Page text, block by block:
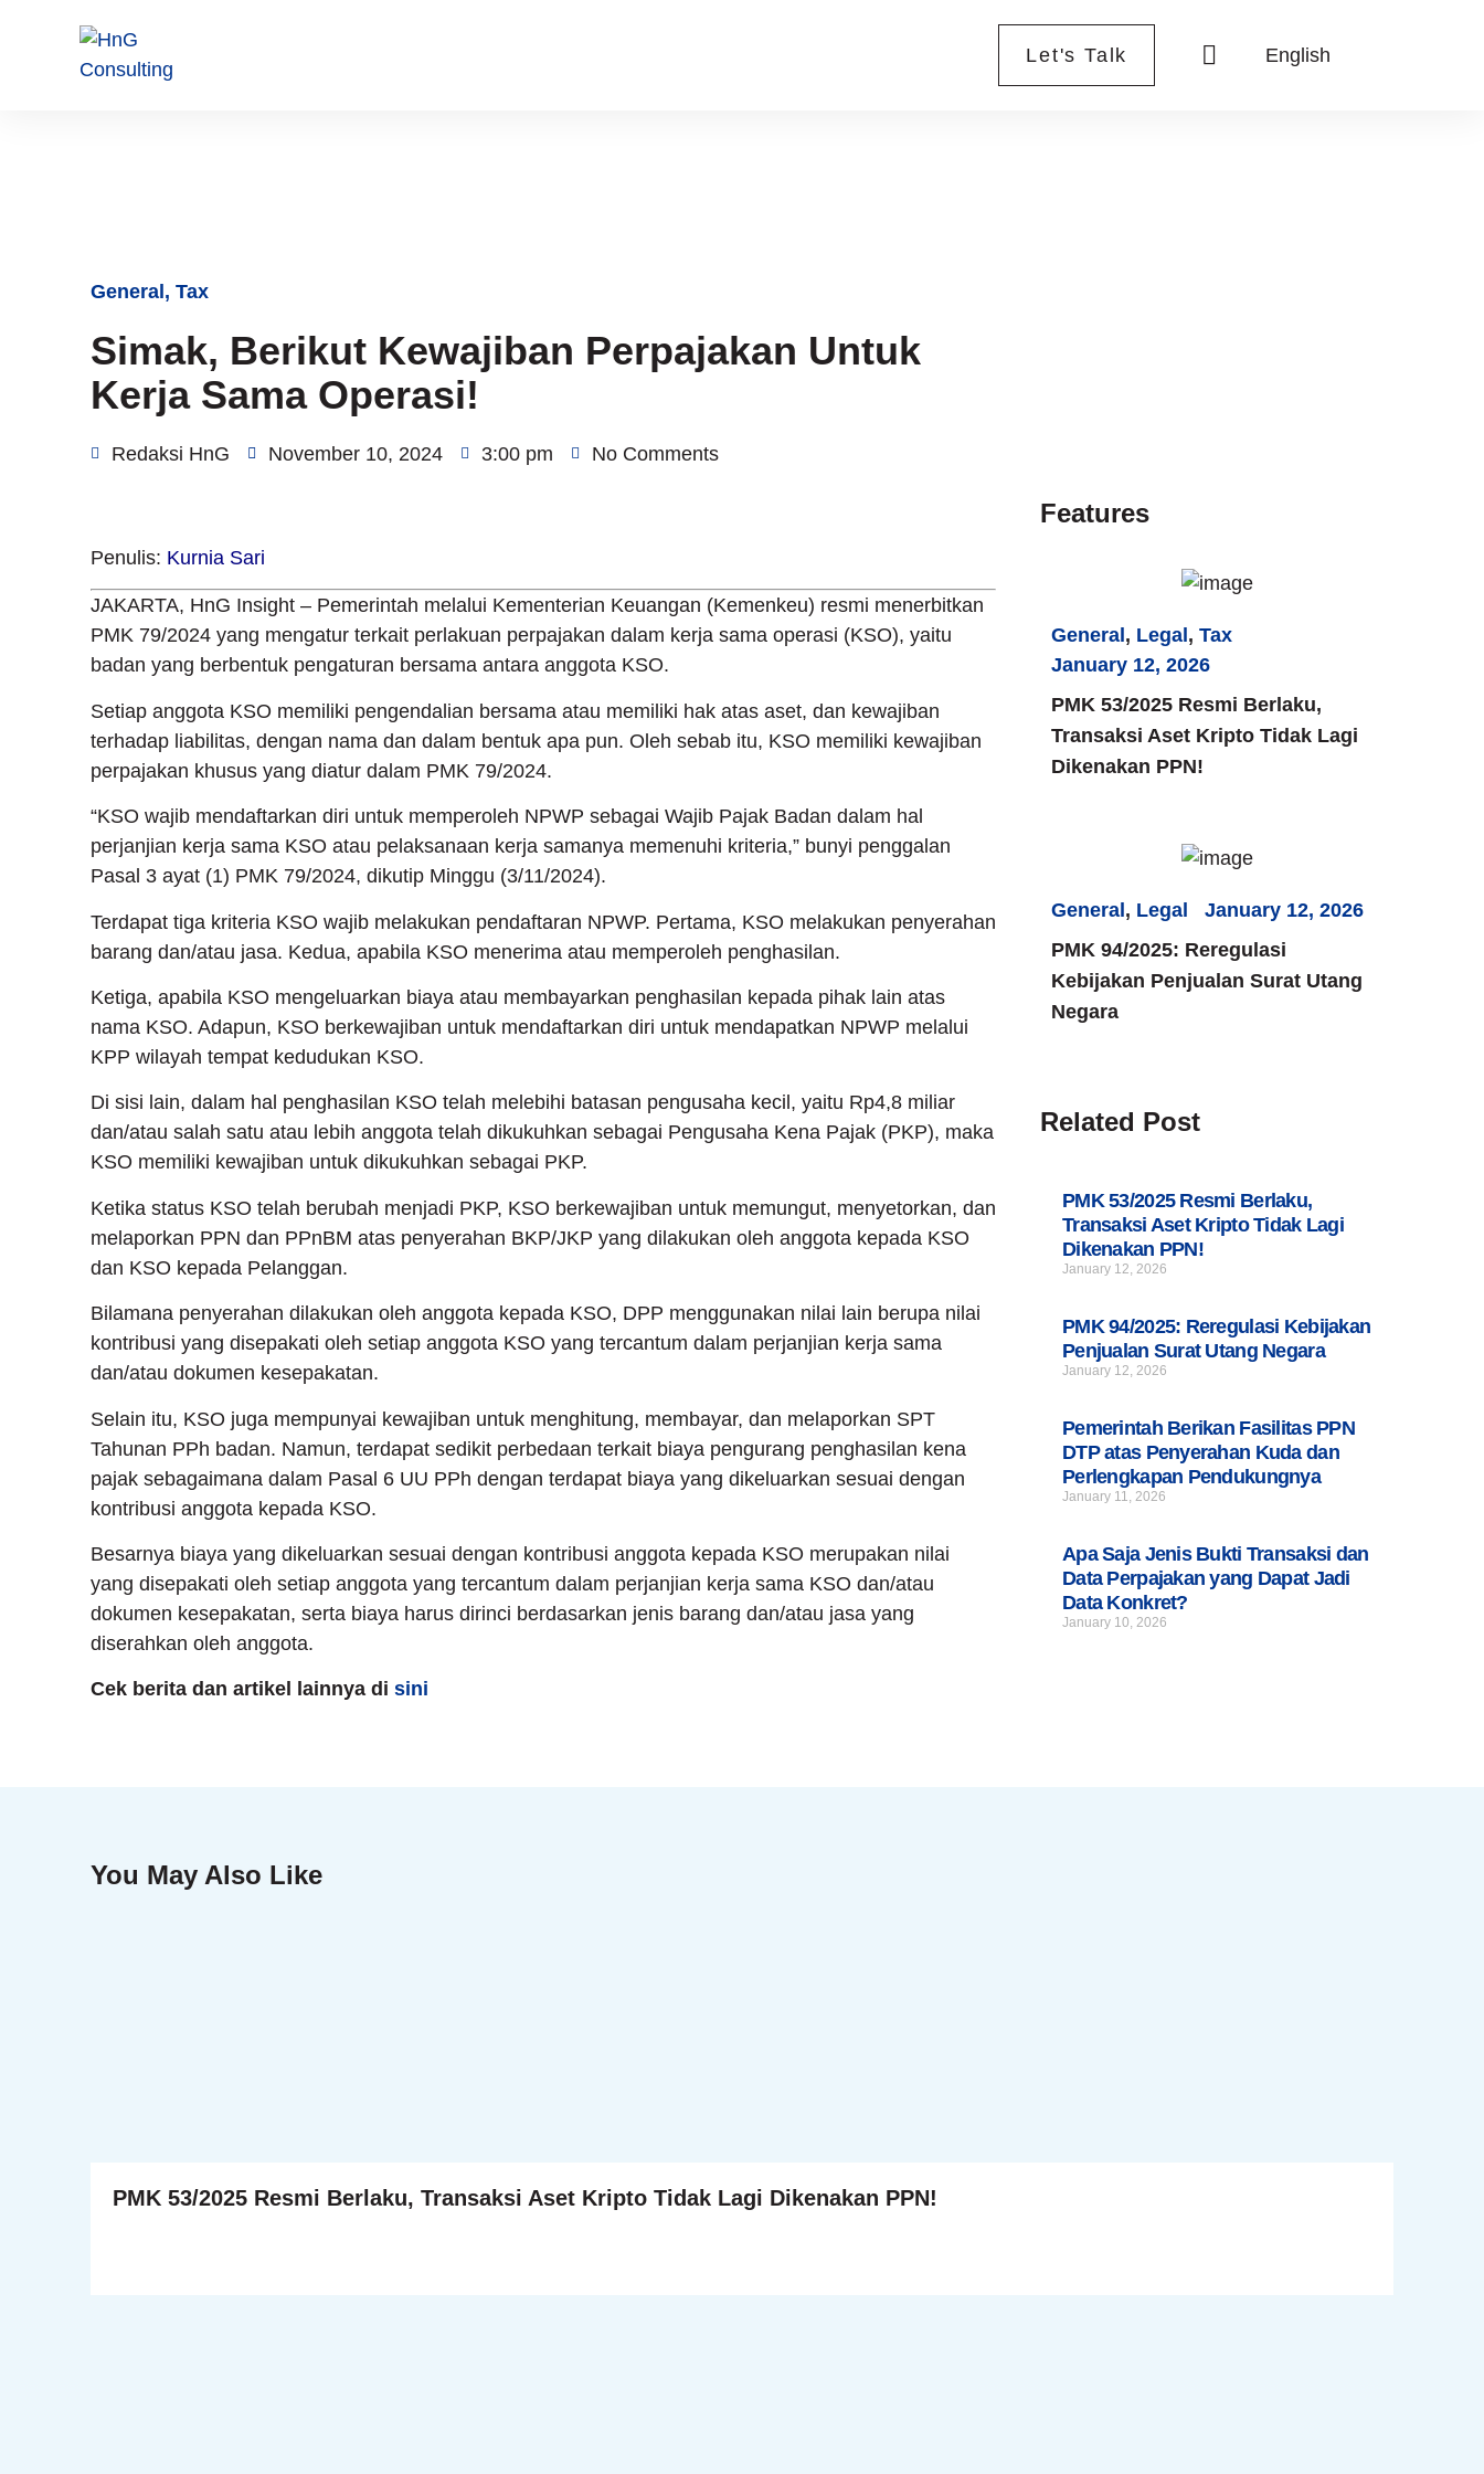
Let's Talk English
General, Tax
Simak, Berikut Kewajiban Perpajakan Untuk
Kerja Sama Operasi!
Redaksi HnG November 10, 2024 3:00 pm No Comments
Penulis: Kurnia Sari
JAKARTA, HnG Insight – Pemerintah melalui Kementerian Keuangan (Kemenkeu) resmi menerbitkan
PMK 79/2024 yang mengatur terkait perlakuan perpajakan dalam kerja sama operasi (KSO), yaitu
badan yang berbentuk pengaturan bersama antara anggota KSO.
Setiap anggota KSO memiliki pengendalian bersama atau memiliki hak atas aset, dan kewajiban
terhadap liabilitas, dengan nama dan dalam bentuk apa pun. Oleh sebab itu, KSO memiliki kewajiban
perpajakan khusus yang diatur dalam PMK 79/2024.
“KSO wajib mendaftarkan diri untuk memperoleh NPWP sebagai Wajib Pajak Badan dalam hal
perjanjian kerja sama KSO atau pelaksanaan kerja samanya memenuhi kriteria,” bunyi penggalan
Pasal 3 ayat (1) PMK 79/2024, dikutip Minggu (3/11/2024).
Terdapat tiga kriteria KSO wajib melakukan pendaftaran NPWP. Pertama, KSO melakukan penyerahan
barang dan/atau jasa. Kedua, apabila KSO menerima atau memperoleh penghasilan.
Ketiga, apabila KSO mengeluarkan biaya atau membayarkan penghasilan kepada pihak lain atas
nama KSO. Adapun, KSO berkewajiban untuk mendaftarkan diri untuk mendapatkan NPWP melalui
KPP wilayah tempat kedudukan KSO.
Di sisi lain, dalam hal penghasilan KSO telah melebihi batasan pengusaha kecil, yaitu Rp4,8 miliar
dan/atau salah satu atau lebih anggota telah dikukuhkan sebagai Pengusaha Kena Pajak (PKP), maka
KSO memiliki kewajiban untuk dikukuhkan sebagai PKP.
Ketika status KSO telah berubah menjadi PKP, KSO berkewajiban untuk memungut, menyetorkan, dan
melaporkan PPN dan PPnBM atas penyerahan BKP/JKP yang dilakukan oleh anggota kepada KSO
dan KSO kepada Pelanggan.
Bilamana penyerahan dilakukan oleh anggota kepada KSO, DPP menggunakan nilai lain berupa nilai
kontribusi yang disepakati oleh setiap anggota KSO yang tercantum dalam perjanjian kerja sama
dan/atau dokumen kesepakatan.
Selain itu, KSO juga mempunyai kewajiban untuk menghitung, membayar, dan melaporkan SPT
Tahunan PPh badan. Namun, terdapat sedikit perbedaan terkait biaya pengurang penghasilan kena
pajak sebagaimana dalam Pasal 6 UU PPh dengan terdapat biaya yang dikeluarkan sesuai dengan
kontribusi anggota kepada KSO.
Besarnya biaya yang dikeluarkan sesuai dengan kontribusi anggota kepada KSO merupakan nilai
yang disepakati oleh setiap anggota yang tercantum dalam perjanjian kerja sama KSO dan/atau
dokumen kesepakatan, serta biaya harus dirinci berdasarkan jenis barang dan/atau jasa yang
diserahkan oleh anggota.
Cek berita dan artikel lainnya di sini
Features
General , Legal , Tax
January 12, 2026
PMK 53/2025 Resmi Berlaku,
Transaksi Aset Kripto Tidak Lagi
Dikenakan PPN!
General , Legal
January 12, 2026
PMK 94/2025: Reregulasi
Kebijakan Penjualan Surat Utang
Negara
Related Post
PMK 53/2025 Resmi Berlaku,
Transaksi Aset Kripto Tidak Lagi
Dikenakan PPN!
January 12, 2026
PMK 94/2025: Reregulasi Kebijakan
Penjualan Surat Utang Negara
January 12, 2026
Pemerintah Berikan Fasilitas PPN
DTP atas Penyerahan Kuda dan
Perlengkapan Pendukungnya
January 11, 2026
Apa Saja Jenis Bukti Transaksi dan
Data Perpajakan yang Dapat Jadi
Data Konkret?
January 10, 2026
You May Also Like
PMK 53/2025 Resmi Berlaku, Transaksi Aset Kripto Tidak Lagi Dikenakan PPN!